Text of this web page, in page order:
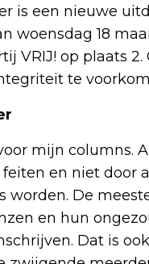
is een nieuwe
woensdag 18
VRIJ! op plaats
te
mijn columns.
en niet door
De
en hun
Dat is